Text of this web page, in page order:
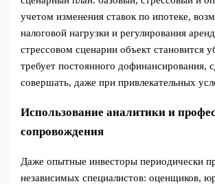
учетом изменения ставок по ипотеке,
налоговой нагрузки и регулирования
стрессовом сценарии объект становится
требует постоянного дофинансирования,
совершать, даже при привлекательных
Использование аналитики и
сопровождения
Даже опытные инвесторы периодически
независимых специалистов: оценщиков,